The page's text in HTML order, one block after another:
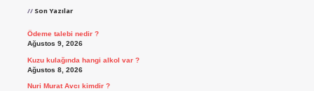
Son Yazılar
Ödeme talebi nedir ?
Ağustos 9, 2026
Kuzu kulağında hangi alkol var ?
Ağustos 8, 2026
Nuri Murat Avcı kimdir ?